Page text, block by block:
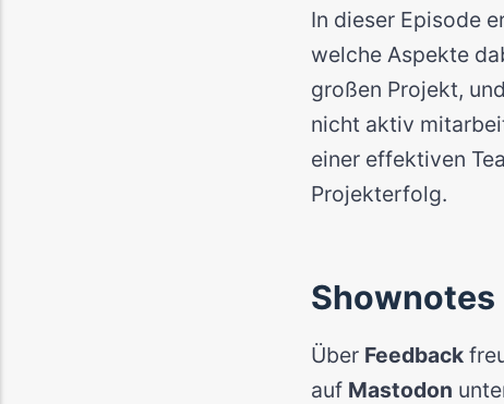
In dieser Episode
welche Aspekte
großen Projekt,
nicht aktiv
einer effektiven
Projekterfolg.
Shownotes
Über Feedback
auf Mastodon